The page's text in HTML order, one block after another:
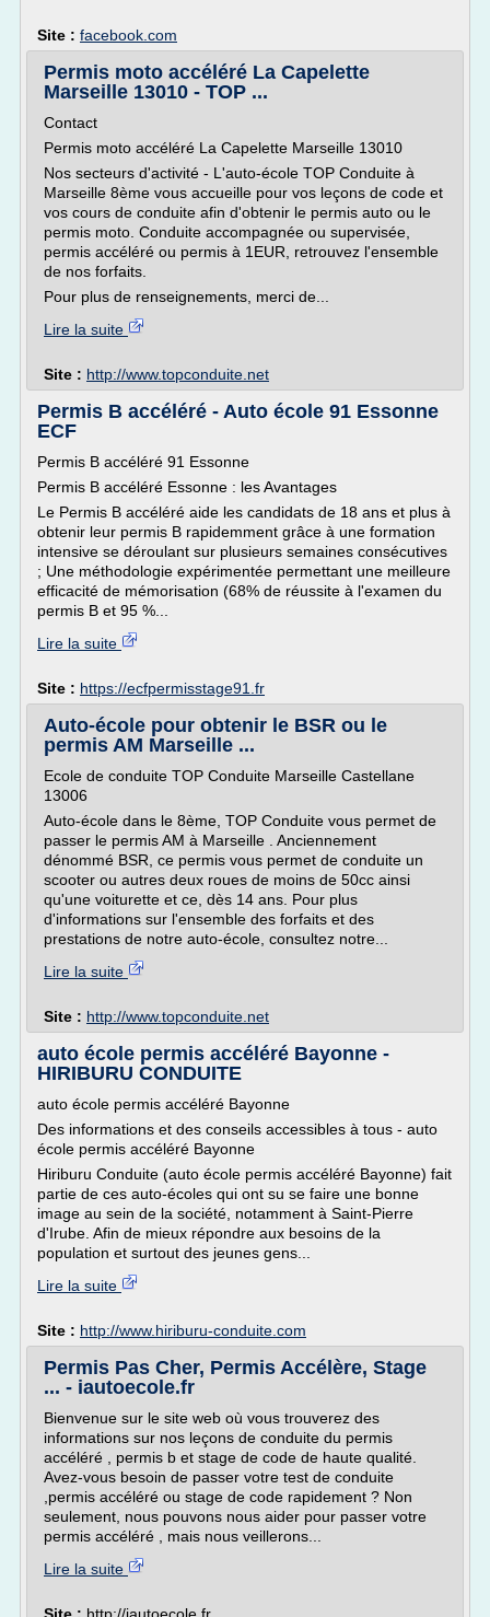
Site : facebook.com
Permis moto accéléré La Capelette
Marseille 13010 - TOP ...
Contact
Permis moto accéléré La Capelette Marseille 13010
Nos secteurs d'activité - L'auto-école TOP Conduite à
Marseille 8ème vous accueille pour vos leçons de code et
vos cours de conduite afin d'obtenir le permis auto ou le
permis moto. Conduite accompagnée ou supervisée,
permis accéléré ou permis à 1EUR, retrouvez l'ensemble
de nos forfaits.
Pour plus de renseignements, merci de...
Lire la suite
Site : http://www.topconduite.net
Permis B accéléré - Auto école 91 Essonne
ECF
Permis B accéléré 91 Essonne
Permis B accéléré Essonne : les Avantages
Le Permis B accéléré aide les candidats de 18 ans et plus à
obtenir leur permis B rapidemment grâce à une formation
intensive se déroulant sur plusieurs semaines consécutives
; Une méthodologie expérimentée permettant une meilleure
efficacité de mémorisation (68% de réussite à l'examen du
permis B et 95 %...
Lire la suite
Site : https://ecfpermisstage91.fr
Auto-école pour obtenir le BSR ou le
permis AM Marseille ...
Ecole de conduite TOP Conduite Marseille Castellane
13006
Auto-école dans le 8ème, TOP Conduite vous permet de
passer le permis AM à Marseille . Anciennement
dénommé BSR, ce permis vous permet de conduite un
scooter ou autres deux roues de moins de 50cc ainsi
qu'une voiturette et ce, dès 14 ans. Pour plus
d'informations sur l'ensemble des forfaits et des
prestations de notre auto-école, consultez notre...
Lire la suite
Site : http://www.topconduite.net
auto école permis accéléré Bayonne -
HIRIBURU CONDUITE
auto école permis accéléré Bayonne
Des informations et des conseils accessibles à tous - auto
école permis accéléré Bayonne
Hiriburu Conduite (auto école permis accéléré Bayonne) fait
partie de ces auto-écoles qui ont su se faire une bonne
image au sein de la société, notamment à Saint-Pierre
d'Irube. Afin de mieux répondre aux besoins de la
population et surtout des jeunes gens...
Lire la suite
Site : http://www.hiriburu-conduite.com
Permis Pas Cher, Permis Accélère, Stage
... - iautoecole.fr
Bienvenue sur le site web où vous trouverez des
informations sur nos leçons de conduite du permis
accéléré , permis b et stage de code de haute qualité.
Avez-vous besoin de passer votre test de conduite
,permis accéléré ou stage de code rapidement ? Non
seulement, nous pouvons nous aider pour passer votre
permis accéléré , mais nous veillerons...
Lire la suite